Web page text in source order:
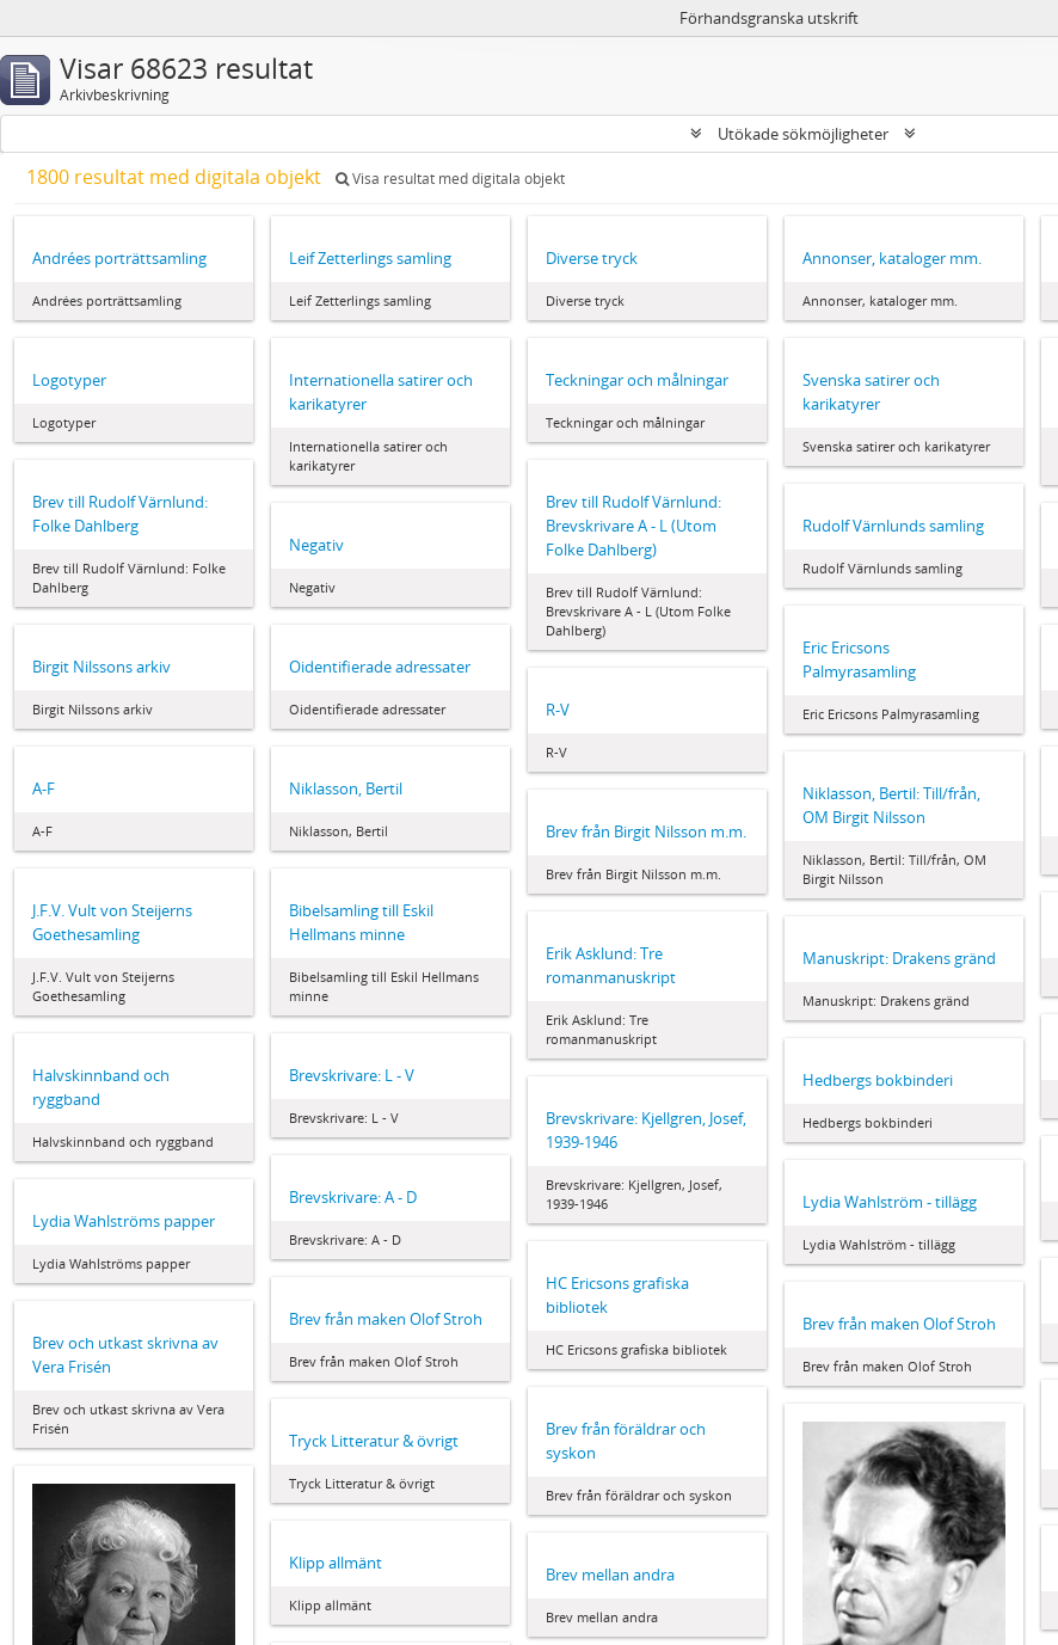
Förhandsgranska utskrift
Visar 68623 resultat
Arkivbeskrivning
Utökade sökmöjligheter
1800 resultat med digitala objekt Visa resultat med digitala objekt
Andrées porträttsamling
Andrées porträttsamling
Leif Zetterlings samling
Leif Zetterlings samling
Diverse tryck
Diverse tryck
Annonser, kataloger mm.
Annonser, kataloger mm.
Logotyper
Logotyper
Internationella satirer och
karikatyrer
Internationella satirer och
karikatyrer
Teckningar och målningar
Teckningar och målningar
Svenska satirer och
karikatyrer
Svenska satirer och karikatyrer
Brev till Rudolf Värnlund:
Folke Dahlberg
Brev till Rudolf Värnlund: Folke
Dahlberg
Brev till Rudolf Värnlund:
Brevskrivare A - L (Utom
Folke Dahlberg)
Brev till Rudolf Värnlund:
Brevskrivare A - L (Utom Folke
Dahlberg)
Rudolf Värnlunds samling
Rudolf Värnlunds samling
Negativ
Negativ
Eric Ericsons
Palmyrasamling
Eric Ericsons Palmyrasamling
Birgit Nilssons arkiv
Birgit Nilssons arkiv
Oidentifierade adressater
Oidentifierade adressater R-V
R-V
A-F
A-F
Niklasson, Bertil
Niklasson, Bertil
Niklasson, Bertil: Till/från,
OM Birgit Nilsson
Niklasson, Bertil: Till/från, OM
Birgit Nilsson
Brev från Birgit Nilsson m.m.
Brev från Birgit Nilsson m.m.
J.F.V. Vult von Steijerns
Goethesamling
J.F.V. Vult von Steijerns
Goethesamling
Bibelsamling till Eskil
Hellmans minne
Bibelsamling till Eskil Hellmans
minne
Erik Asklund: Tre
romanmanuskript
Erik Asklund: Tre
romanmanuskript
Manuskript: Drakens gränd
Manuskript: Drakens gränd
Halvskinnband och
ryggband
Halvskinnband och ryggband
Brevskrivare: L - V
Brevskrivare: L - V
Hedbergs bokbinderi
Hedbergs bokbinderi
Brevskrivare: Kjellgren, Josef,
1939-1946
Brevskrivare: Kjellgren, Josef,
1939-1946
Brevskrivare: A - D
Brevskrivare: A - D
Lydia Wahlström - tillägg
Lydia Wahlström - tillägg
Lydia Wahlströms papper
Lydia Wahlströms papper
HC Ericsons grafiska
bibliotek
HC Ericsons grafiska bibliotek
Brev från maken Olof Stroh
Brev från maken Olof Stroh
Brev från maken Olof Stroh
Brev från maken Olof Stroh
Brev och utkast skrivna av
Vera Frisén
Brev och utkast skrivna av Vera
Frisén
Brev från föräldrar och
syskon
Brev från föräldrar och syskon
Tryck Litteratur & övrigt
Tryck Litteratur & övrigt
Klipp allmänt
Klipp allmänt
Brev mellan andra
Brev mellan andra